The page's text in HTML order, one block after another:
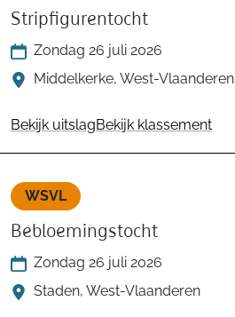
Stripfigurentocht
Zondag 26 juli 2026
Middelkerke, West-Vlaanderen
Bekijk uitslagBekijk klassement
WSVL
Bebloemingstocht
Zondag 26 juli 2026
Staden, West-Vlaanderen